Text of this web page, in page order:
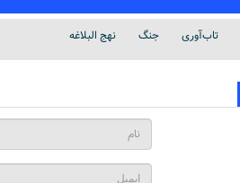
تاب‌آوری جنگ نهج البلاغه